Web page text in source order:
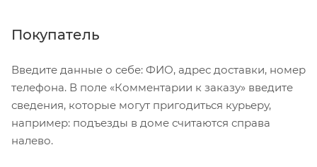
Покупатель
Введите данные о себе: ФИО, адрес доставки, номер
телефона. В поле «Комментарии к заказу» введите
сведения, которые могут пригодиться курьеру,
например: подъезды в доме считаются справа
налево.